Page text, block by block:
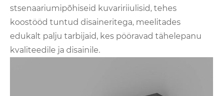
stsenaariumipõhiseid kuvaririiulisid, tehes
koostööd tuntud disaineritega, meelitades
edukalt palju tarbijaid, kes pööravad tähelepanu
kvaliteedile ja disainile.